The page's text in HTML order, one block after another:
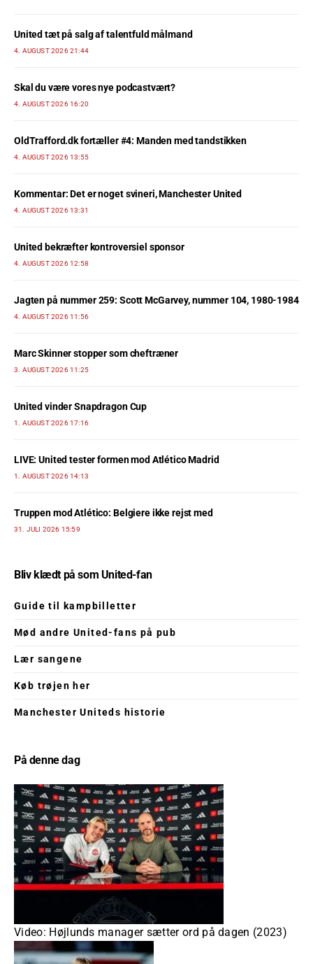
United tæt på salg af talentfuld målmand
4. AUGUST 2026 21:44
Skal du være vores nye podcastvært?
4. AUGUST 2026 16:20
OldTrafford.dk fortæller #4: Manden med tandstikken
4. AUGUST 2026 13:55
Kommentar: Det er noget svineri, Manchester United
4. AUGUST 2026 13:31
United bekræfter kontroversiel sponsor
4. AUGUST 2026 12:58
Jagten på nummer 259: Scott McGarvey, nummer 104, 1980-1984
4. AUGUST 2026 11:56
Marc Skinner stopper som cheftræner
3. AUGUST 2026 11:25
United vinder Snapdragon Cup
1. AUGUST 2026 17:16
LIVE: United tester formen mod Atlético Madrid
1. AUGUST 2026 14:13
Truppen mod Atlético: Belgiere ikke rejst med
31. JULI 2026 15:59
Bliv klædt på som United-fan
Guide til kampbilletter
Mød andre United-fans på pub
Lær sangene
Køb trøjen her
Manchester Uniteds historie
På denne dag
Video: Højlunds manager sætter ord på dagen (2023)